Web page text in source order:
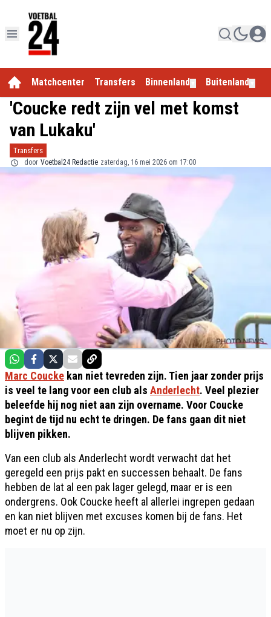
Matchcenter Transfers Binnenland Buitenland
'Coucke redt zijn vel met komst
van Lukaku'
Transfers
door Voetbal24 Redactie zaterdag, 16 mei 2026 om 17:00
Marc Coucke kan niet tevreden zijn. Tien jaar zonder prijs
is veel te lang voor een club als Anderlecht. Veel plezier
beleefde hij nog niet aan zijn overname. Voor Coucke
begint de tijd nu echt te dringen. De fans gaan dit niet
blijven pikken.
Van een club als Anderlecht wordt verwacht dat het
geregeld een prijs pakt en successen behaalt. De fans
hebben de lat al een pak lager gelegd, maar er is een
ondergrens. Ook Coucke heeft al allerlei ingrepen gedaan
en kan niet blijven met excuses komen bij de fans. Het
moet er nu op zijn.